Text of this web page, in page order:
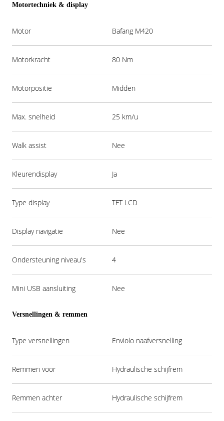
Motortechniek & display
Motor Bafang M420
Motorkracht 80 Nm
Motorpositie Midden
Max. snelheid 25 km/u
Walk assist Nee
Kleurendisplay Ja
Type display TFT LCD
Display navigatie Nee
Ondersteuning niveau's 4
Mini USB aansluiting Nee
Versnellingen & remmen
Type versnellingen Enviolo naafversnelling
Remmen voor Hydraulische schijfrem
Remmen achter Hydraulische schijfrem